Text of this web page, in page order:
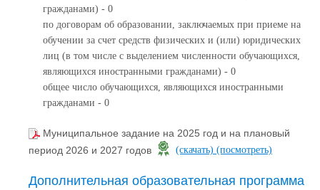
гражданами) - 0
по договорам об образовании, заключаемых при приеме на
обучении за счет средств физических и (или) юридических
лиц (в том числе с выделением численности обучающихся,
являющихся иностранными гражданами) - 0
общее число обучающихся, являющихся иностранными
гражданами - 0
Муниципальное задание на 2025 год и на плановый
период 2026 и 2027 годов
(скачать) (посмотреть)
Дополнительная образовательная программа